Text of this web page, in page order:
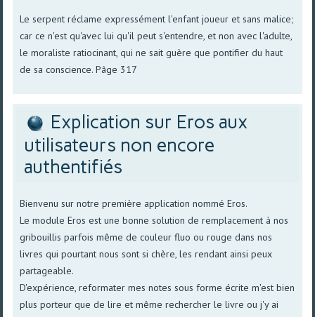
Le serpent réclame expressément l'enfant joueur et sans malice;
car ce n'est qu'avec lui qu'il peut s'entendre, et non avec l'adulte,
le moraliste ratiocinant, qui ne sait guère que pontifier du haut
de sa conscience. Pâge 317
Explication sur Eros aux
utilisateurs non encore
authentifiés
Bienvenu sur notre première application nommé Eros.
Le module Eros est une bonne solution de remplacement à nos
gribouillis parfois même de couleur fluo ou rouge dans nos
livres qui pourtant nous sont si chère, les rendant ainsi peux
partageable.
D'expérience, reformater mes notes sous forme écrite m'est bien
plus porteur que de lire et même rechercher le livre ou j'y ai